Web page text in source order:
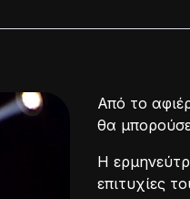
Από το
θα μπορούσε
Η
επιτυχίες